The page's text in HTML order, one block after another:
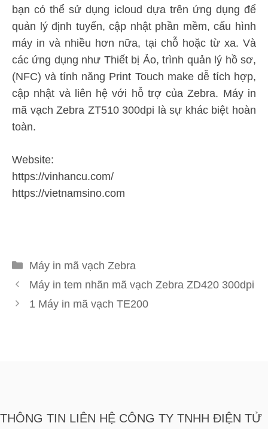
bạn có thể sử dụng icloud dựa trên ứng dụng để
quản lý định tuyến, cập nhật phần mềm, cấu hình
máy in và nhiều hơn nữa, tại chỗ hoặc từ xa. Và
các ứng dụng như Thiết bị Ảo, trình quản lý hồ sơ,
(NFC) và tính năng Print Touch make dễ tích hợp,
cập nhật và liên hệ với hỗ trợ của Zebra. Máy in
mã vạch Zebra ZT510 300dpi là sự khác biệt hoàn
toàn.
Website:
https://vinhancu.com/
https://vietnamsino.com
Danh
mục
Máy in mã vạch Zebra
Máy in tem nhãn mã vạch Zebra ZD420 300dpi
1 Máy in mã vạch TE200
THÔNG TIN LIÊN HỆ CÔNG TY TNHH ĐIỆN TỬ